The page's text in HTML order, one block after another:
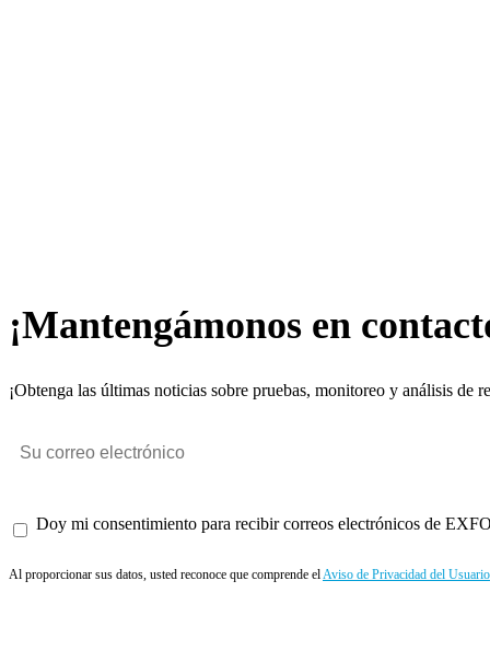
¡Mantengámonos en
¡Obtenga las últimas noticias sobre pruebas, monitoreo y análisis de
Doy mi consentimiento para recibir correos electrónicos de
Al proporcionar sus datos, usted reconoce que comprende elAviso de Privacidad del Usuario